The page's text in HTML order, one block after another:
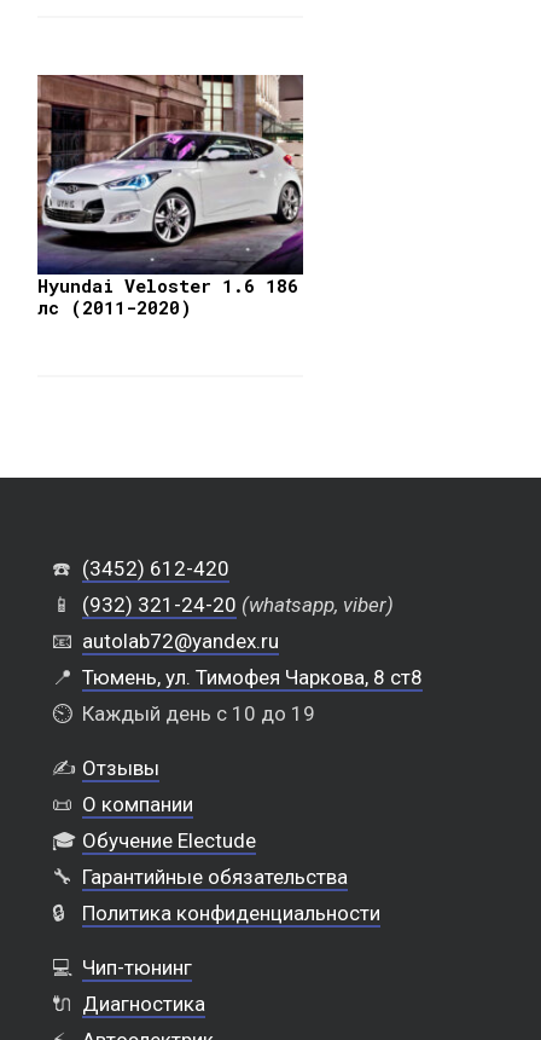
Hyundai Veloster 1.6 186
лс (2011-2020)
☎️ (3452) 612-420
📱
(932) 321-24-20 (whatsapp, viber)
📧 autolab72@yandex.ru
📍 Тюмень, ул. Тимофея Чаркова, 8 ст8
⏲️ Каждый день с 10 до 19
✍️ Отзывы
📜 О компании
🎓 Обучение Electude
🔧 Гарантийные обязательства
🔒
Политика конфиденциальности
💻 Чип-тюнинг
🔌 Диагностика